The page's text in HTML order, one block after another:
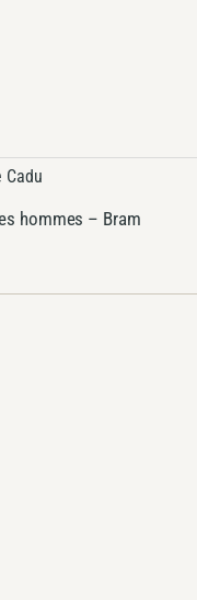
Cadu
hommes – Bram